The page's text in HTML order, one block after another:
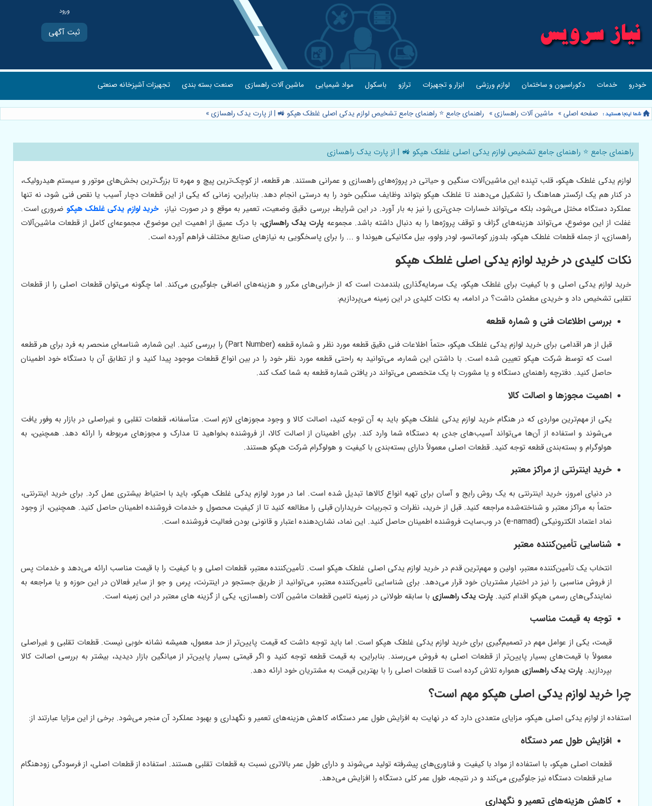
ثبت آگهی
خودرو خدمات دکوراسیون و ساختمان لوازم ورزشی ابزار و تجهیزات ترازو باسکول مواد شیمیایی ماشین آلات راهسازی صنعت بسته بندی تجهیزات آشپزخانه صنعتی
صفحه اصلی » ماشین آلات راهسازی» راهنمای جامع ⭐️ راهنمای جامع تشخیص لوازم یدکی اصلی غلطک هپکو 🚜 | از پارت یدک راهسازی»
راهنمای جامع ⭐️ راهنمای جامع تشخیص لوازم یدکی اصلی غلطک هپکو 🚜 | از پارت یدک راهسازی
لوازم یدکی غلطک هپکو، قلب تپنده این ماشین‌آلات سنگین و حیاتی در پروژه‌های راهسازی و عمرانی هستند. هر قطعه، از کوچک‌ترین پیچ و مهره تا بزرگ‌ترین بخش‌های موتور و سیستم هیدرولیک،
در کنار هم یک ارکستر هماهنگ را تشکیل می‌دهند تا غلطک هپکو بتواند وظایف سنگین خود را به درستی انجام دهد. بنابراین، زمانی که یکی از این قطعات دچار آسیب یا نقص فنی شود، نه تنها
عملکرد دستگاه مختل می‌شود، بلکه می‌تواند خسارات جدی‌تری را نیز به بار آورد. در این شرایط، بررسی دقیق وضعیت، تعمیر به موقع و در صورت نیاز، خرید لوازم یدکی غلطک هپکو ضروری است.
غفلت از این موضوع، می‌تواند هزینه‌های گزاف و توقف پروژه‌ها را به دنبال داشته باشد. مجموعه پارت یدک راهسازی، با درک عمیق از اهمیت این موضوع، مجموعه‌ای کامل از قطعات ماشین‌آلات
راهسازی، از جمله قطعات غلطک هپکو، بلدوزر کوماتسو، لودر ولوو، بیل مکانیکی هیوندا و ... را برای پاسخگویی به نیازهای صنایع مختلف فراهم آورده است.
نکات کلیدی در خرید لوازم یدکی اصلی غلطک هپکو
خرید لوازم یدکی اصلی و با کیفیت برای غلطک هپکو، یک سرمایه‌گذاری بلندمدت است که از خرابی‌های مکرر و هزینه‌های اضافی جلوگیری می‌کند. اما چگونه می‌توان قطعات اصلی را از قطعات
تقلبی تشخیص داد و خریدی مطمئن داشت؟ در ادامه، به نکات کلیدی در این زمینه می‌پردازیم:
بررسی اطلاعات فنی و شماره قطعه
قبل از هر اقدامی برای خرید لوازم یدکی غلطک هپکو، حتماً اطلاعات فنی دقیق قطعه مورد نظر و شماره قطعه (Part Number) را بررسی کنید. این شماره، شناسه‌ای منحصر به فرد برای هر قطعه
است که توسط شرکت هپکو تعیین شده است. با داشتن این شماره، می‌توانید به راحتی قطعه مورد نظر خود را در بین انواع قطعات موجود پیدا کنید و از تطابق آن با دستگاه خود اطمینان
حاصل کنید. دفترچه راهنمای دستگاه و یا مشورت با یک متخصص می‌تواند در یافتن شماره قطعه به شما کمک کند.
اهمیت مجوزها و اصالت کالا
یکی از مهم‌ترین مواردی که در هنگام خرید لوازم یدکی غلطک هپکو باید به آن توجه کنید، اصالت کالا و وجود مجوزهای لازم است. متأسفانه، قطعات تقلبی و غیراصلی در بازار به وفور یافت
می‌شوند و استفاده از آن‌ها می‌تواند آسیب‌های جدی به دستگاه شما وارد کند. برای اطمینان از اصالت کالا، از فروشنده بخواهید تا مدارک و مجوزهای مربوطه را ارائه دهد. همچنین، به
هولوگرام و بسته‌بندی قطعه توجه کنید. قطعات اصلی معمولاً دارای بسته‌بندی با کیفیت و هولوگرام شرکت هپکو هستند.
خرید اینترنتی از مراکز معتبر
در دنیای امروز، خرید اینترنتی به یک روش رایج و آسان برای تهیه انواع کالاها تبدیل شده است. اما در مورد لوازم یدکی غلطک هپکو، باید با احتیاط بیشتری عمل کرد. برای خرید اینترنتی،
حتماً به مراکز معتبر و شناخته‌شده مراجعه کنید. قبل از خرید، نظرات و تجربیات خریداران قبلی را مطالعه کنید تا از کیفیت محصول و خدمات فروشنده اطمینان حاصل کنید. همچنین، از وجود
نماد اعتماد الکترونیکی (e-namad) در وب‌سایت فروشنده اطمینان حاصل کنید. این نماد، نشان‌دهنده اعتبار و قانونی بودن فعالیت فروشنده است.
شناسایی تأمین‌کننده معتبر
انتخاب یک تأمین‌کننده معتبر، اولین و مهم‌ترین قدم در خرید لوازم یدکی اصلی غلطک هپکو است. تأمین‌کننده معتبر، قطعات اصلی و با کیفیت را با قیمت مناسب ارائه می‌دهد و خدمات پس
از فروش مناسبی را نیز در اختیار مشتریان خود قرار می‌دهد. برای شناسایی تأمین‌کننده معتبر، می‌توانید از طریق جستجو در اینترنت، پرس و جو از سایر فعالان در این حوزه و یا مراجعه به
نمایندگی‌های رسمی هپکو اقدام کنید. پارت یدک راهسازی با سابقه طولانی در زمینه تامین قطعات ماشین آلات راهسازی، یکی از گزینه های معتبر در این زمینه است.
توجه به قیمت مناسب
قیمت، یکی از عوامل مهم در تصمیم‌گیری برای خرید لوازم یدکی غلطک هپکو است. اما باید توجه داشت که قیمت پایین‌تر از حد معمول، همیشه نشانه خوبی نیست. قطعات تقلبی و غیراصلی
معمولاً با قیمت‌های بسیار پایین‌تر از قطعات اصلی به فروش می‌رسند. بنابراین، به قیمت قطعه توجه کنید و اگر قیمتی بسیار پایین‌تر از میانگین بازار دیدید، بیشتر به بررسی اصالت کالا
بپردازید. پارت یدک راهسازی همواره تلاش کرده است تا قطعات اصلی را با بهترین قیمت به مشتریان خود ارائه دهد.
چرا خرید لوازم یدکی اصلی هپکو مهم است؟
استفاده از لوازم یدکی اصلی هپکو، مزایای متعددی دارد که در نهایت به افزایش طول عمر دستگاه، کاهش هزینه‌های تعمیر و نگهداری و بهبود عملکرد آن منجر می‌شود. برخی از این مزایا عبارتند از:
افزایش طول عمر دستگاه
قطعات اصلی هپکو، با استفاده از مواد با کیفیت و فناوری‌های پیشرفته تولید می‌شوند و دارای طول عمر بالاتری نسبت به قطعات تقلبی هستند. استفاده از قطعات اصلی، از فرسودگی زودهنگام
سایر قطعات دستگاه نیز جلوگیری می‌کند و در نتیجه، طول عمر کلی دستگاه را افزایش می‌دهد.
کاهش هزینه‌های تعمیر و نگهداری